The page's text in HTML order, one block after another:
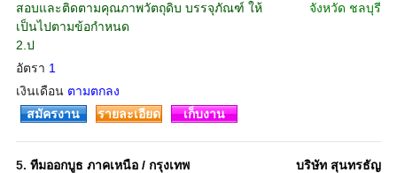
สอบและติดตามคุณภาพวัตถุดิบ บรรจุภัณฑ์ ให้
เป็นไปตามข้อกำหนด
2.ป
อัตรา 1
เงินเดือน ตามตกลง
จังหวัด ชลบุรี
สมัครงาน รายละเอียด เก็บงาน
5. ทีมออกบูธ ภาคเหนือ / กรุงเทพ
บริษัท สุนทรธัญ